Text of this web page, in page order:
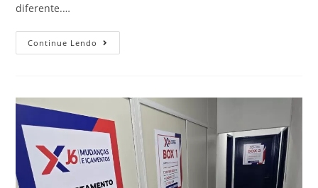
diferente.…
Continue Lendo